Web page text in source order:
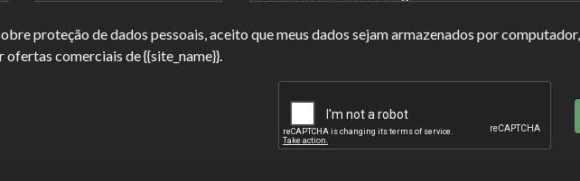
proteção de dados pessoais, aceito que meus dados sejam armazenados por
comerciais de {{site_name}}.